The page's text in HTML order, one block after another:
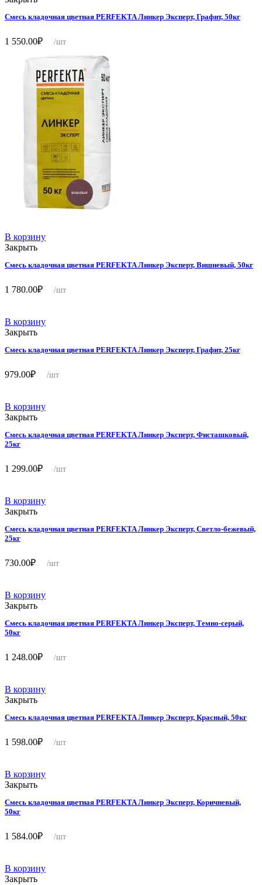
Смесь кладочная цветная PERFEKTA Линкер Эксперт, Графит, 50кг
1 550.00₽ /шт
В корзину
Закрыть
Смесь кладочная цветная PERFEKTA Линкер Эксперт, Вишневый, 50кг
1 780.00₽ /шт
В корзину
Закрыть
Смесь кладочная цветная PERFEKTA Линкер Эксперт, Графит, 25кг
979.00₽ /шт
В корзину
Закрыть
Смесь кладочная цветная PERFEKTA Линкер Эксперт, Фисташковый,
25кг
1 299.00₽ /шт
В корзину
Закрыть
Смесь кладочная цветная PERFEKTA Линкер Эксперт, Светло-бежевый,
25кг
730.00₽ /шт
В корзину
Закрыть
Смесь кладочная цветная PERFEKTA Линкер Эксперт, Темно-серый,
50кг
1 248.00₽ /шт
В корзину
Закрыть
Смесь кладочная цветная PERFEKTA Линкер Эксперт, Красный, 50кг
1 598.00₽ /шт
В корзину
Закрыть
Смесь кладочная цветная PERFEKTA Линкер Эксперт, Коричневый,
50кг
1 584.00₽ /шт
В корзину
Закрыть